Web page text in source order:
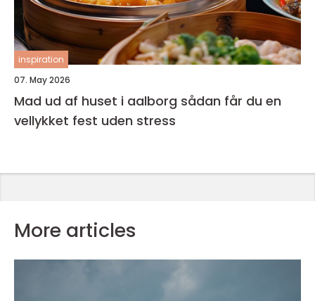
inspiration
07. May 2026
Mad ud af huset i aalborg sådan får du en
vellykket fest uden stress
More articles